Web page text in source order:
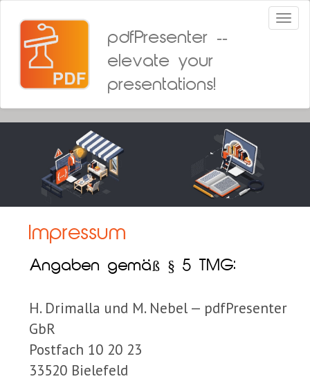
pdfPresenter --
elevate your
presentations!
Impressum
Angaben gemäß § 5 TMG:
H. Drimalla und M. Nebel — pdfPresenter
GbR
Postfach 10 20 23
33520 Bielefeld